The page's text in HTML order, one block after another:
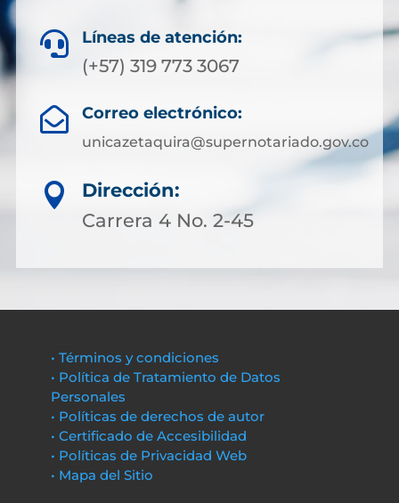
 Líneas de atención:
(+57) 319 773 3067
 Correo electrónico:
unicazetaquira@supernotariado.gov.co

Dirección:
Carrera 4 No. 2-45
• Términos y condiciones
• Política de Tratamiento de Datos
Personales
• Políticas de derechos de autor
• Certificado de Accesibilidad
• Políticas de Privacidad Web
• Mapa del Sitio